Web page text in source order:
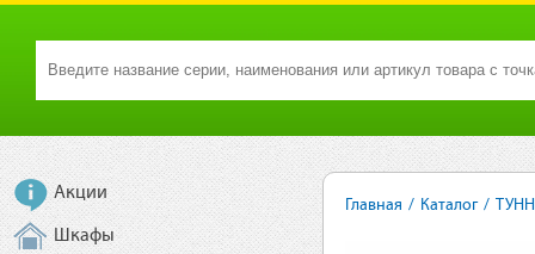
Акции
Шкафы
Главная / Каталог /